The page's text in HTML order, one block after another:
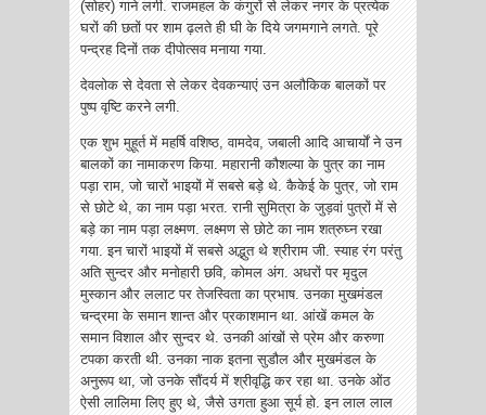
(सोहर) गाने लगी. राजमहल के कंगुरों से लेकर नगर के प्रत्येक
घरों की छतों पर शाम ढ़लते ही घी के दिये जगमगाने लगते. पूरे
पन्द्रह दिनों तक दीपोत्सव मनाया गया.
देवलोक से देवता से लेकर देवकन्याएं उन अलौकिक बालकों पर
पुष्प वृष्टि करने लगी.
एक शुभ मुहूर्त में महर्षि वशिष्ठ, वामदेव, जबाली आदि आचार्यों ने उन
बालकों का नामाकरण किया. महारानी कौशल्या के पुत्र का नाम
पड़ा राम, जो चारों भाइयों में सबसे बड़े थे. कैकेई के पुत्र, जो राम
से छोटे थे, का नाम पड़ा भरत. रानी सुमित्रा के जुड़वां पुत्रों में से
बड़े का नाम पड़ा लक्ष्मण. लक्ष्मण से छोटे का नाम शत्रुघ्न रखा
गया. इन चारों भाइयों में सबसे अद्भुत थे श्रीराम जी. स्याह रंग परंतु
अति सुन्दर और मनोहारी छवि, कोमल अंग. अधरों पर मृदुल
मुस्कान और ललाट पर तेजस्विता का प्रभाष. उनका मुखमंडल
चन्द्रमा के समान शान्त और प्रकाशमान था. आंखें कमल के
समान विशाल और सुन्दर थे. उनकी आंखों से प्रेम और करुणा
टपका करती थी. उनका नाक इतना सुडौल और मुखमंडल के
अनुरूप था, जो उनके सौंदर्य में श्रीवृद्धि कर रहा था. उनके ओंठ
ऐसी लालिमा लिए हुए थे, जैसे उगता हुआ सूर्य हो. इन लाल लाल